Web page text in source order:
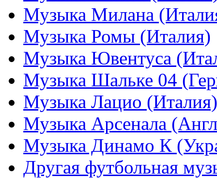
Музыка Милана
Музыка Ромы (Италия)
Музыка Ювентуса
Музыка Шальке 04
Музыка Лацио (Италия)
Музыка Арсенала
Музыка Динамо К
Другая футбольная